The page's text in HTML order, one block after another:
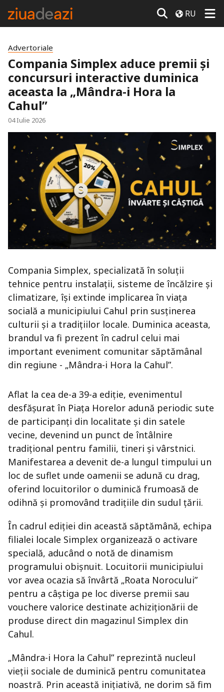
RU
Advertoriale
Compania Simplex aduce premii și
concursuri interactive duminica
aceasta la „Mândra-i Hora la
Cahul”
04 Iulie 2026
Compania Simplex, specializată în soluții
tehnice pentru instalații, sisteme de încălzire și
climatizare, își extinde implicarea în viața
socială a municipiului Cahul prin susținerea
culturii și a tradițiilor locale. Duminica aceasta,
brandul va fi prezent în cadrul celui mai
important eveniment comunitar săptămânal
din regiune - „Mândra-i Hora la Cahul”.
Aflat la cea de-a 39-a ediție, evenimentul
desfășurat în Piața Horelor adună periodic sute
de participanți din localitate și din satele
vecine, devenind un punct de întâlnire
tradițional pentru familii, tineri și vârstnici.
Manifestarea a devenit de-a lungul timpului un
loc de suflet unde oamenii se adună cu drag,
oferind locuitorilor o duminică frumoasă de
odihnă și promovând tradițiile din sudul țării.
În cadrul ediției din această săptămână, echipa
filialei locale Simplex organizează o activare
specială, aducând o notă de dinamism
programului obișnuit. Locuitorii municipiului
vor avea ocazia să învârtă „Roata Norocului”
pentru a câștiga pe loc diverse premii sau
vouchere valorice destinate achiziționării de
produse direct din magazinul Simplex din
Cahul.
„Mândra-i Hora la Cahul” reprezintă nucleul
vieții sociale de duminică pentru comunitatea
noastră. Prin această inițiativă, ne dorim să fim